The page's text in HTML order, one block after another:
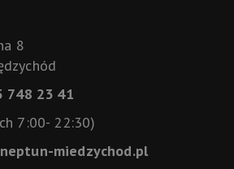
8
748 23 41
7:00- 22:30)
miedzychod.pl